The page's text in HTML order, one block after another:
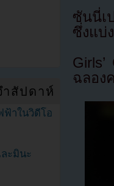
ซันนี่เ
ซึ่งแบ่
ฉลอง
สัปดาห์
ฟ้าในวิดีโอ
ะมินะ